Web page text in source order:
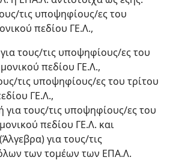
τις υποψηφίους/ες του
πεδίου ΓΕ.Λ.,
τους/τις υποψηφίους/ες του
πεδίου ΓΕ.Λ.,
τις υποψηφίους/ες του τρίτου
ΓΕ.Λ.,
τους/τις υποψηφίους/ες του
πεδίου ΓΕ.Λ. και
για τους/τις
των τομέων των ΕΠΑ.Λ.